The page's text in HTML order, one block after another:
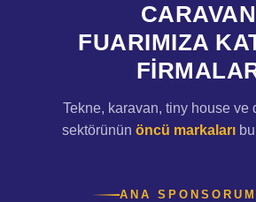
CARAVAN
FUARIMIZA
Tekne, karavan, tiny house ve
sektörünün öncü markaları
ANA